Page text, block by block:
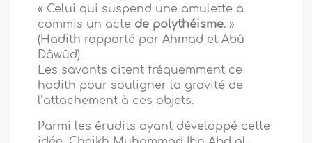
« Celui qui suspend une amulette a
commis un acte de polythéisme. »
(Hadith rapporté par Ahmad et Abû
Dâwûd)
Les savants citent fréquemment ce
hadith pour souligner la gravité de
l’attachement à ces objets.
Parmi les érudits ayant développé cette